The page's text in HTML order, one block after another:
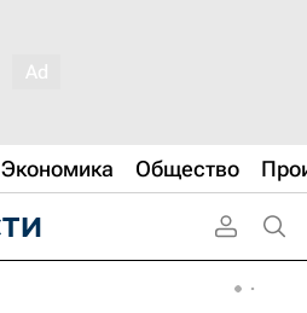
Экономика Общество